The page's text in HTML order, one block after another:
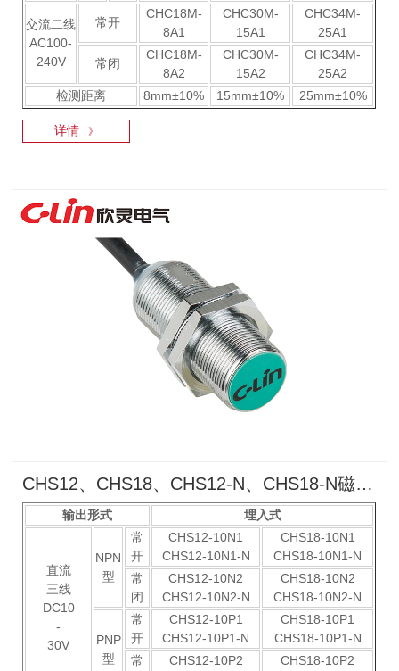
交流二线
AC100-
240V
常开
CHC18M-
8A1
CHC30M-
15A1
CHC34M-
25A1
常闭
CHC18M-
8A2
CHC30M-
15A2
CHC34M-
25A2
检测距离
8mm±10% 15mm±10% 25mm±10%
详情 》
CHS12、CHS18、CHS12-N、CHS18-N磁性接近开关(老款）
输出形式 埋入式
直流
三线
DC10
-
30V
NPN
型
常
开
CHS12-10N1
CHS12-10N1-N
CHS18-10N1
CHS18-10N1-N
常
闭
CHS12-10N2
CHS12-10N2-N
CHS18-10N2
CHS18-10N2-N
PNP
型
常
开
CHS12-10P1
CHS12-10P1-N
CHS18-10P1
CHS18-10P1-N
常
CHS12-10P2
CHS18-10P2